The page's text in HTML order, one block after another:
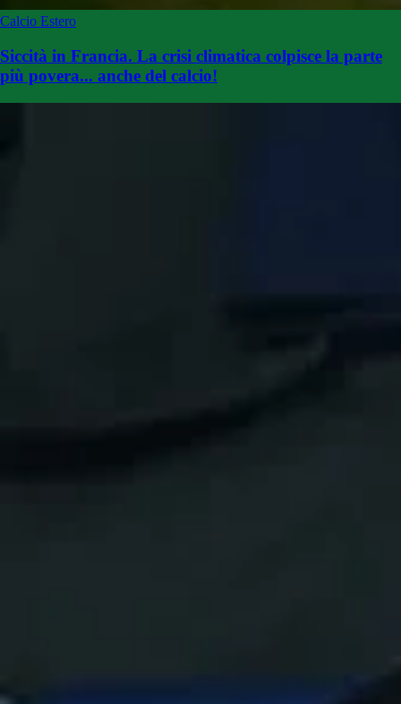
Calcio Estero
Siccità in Francia. La crisi climatica colpisce la parte
più povera... anche del calcio!